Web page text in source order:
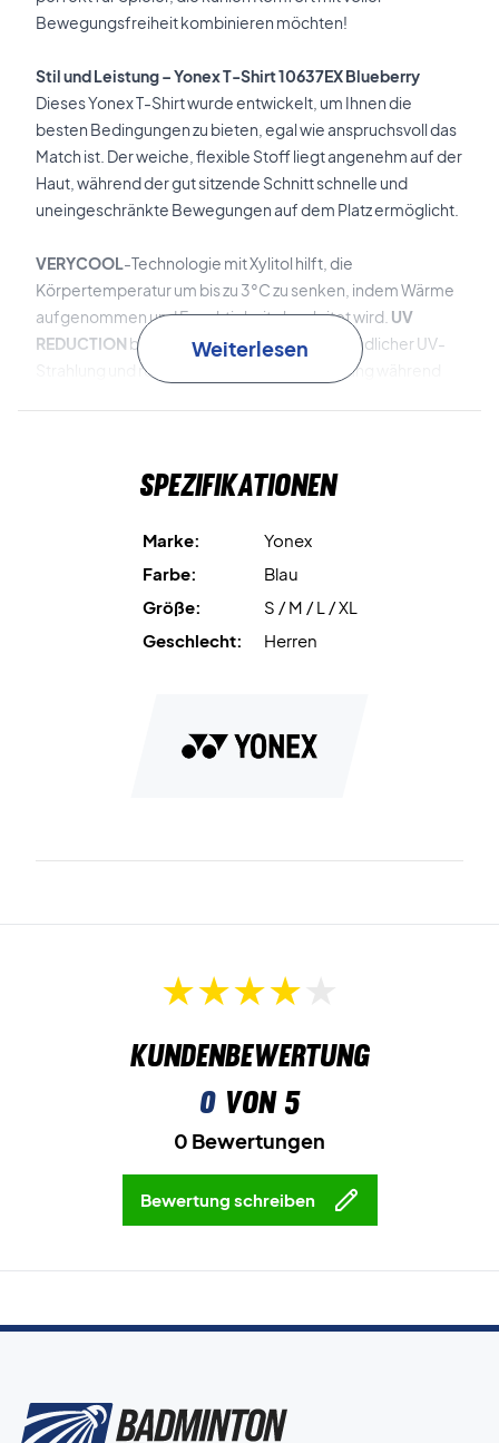
Bewegungsfreiheit kombinieren möchten!
Stil und Leistung – Yonex T-Shirt 10637EX Blueberry
Dieses Yonex T-Shirt wurde entwickelt, um Ihnen die
besten Bedingungen zu bieten, egal wie anspruchsvoll das
Match ist. Der weiche, flexible Stoff liegt angenehm auf der
Haut, während der gut sitzende Schnitt schnelle und
uneingeschränkte Bewegungen auf dem Platz ermöglicht.
VERYCOOL-Technologie mit Xylitol hilft, die
Körpertemperatur um bis zu 3°C zu senken, indem Wärme
aufgenommen und Feuchtigkeit abgeleitet wird. UV
REDUCTION bietet bis zu 92% Schutz vor schädlicher UV-
Strahlung und reduziert die Wärmeentwicklung während
Elektrizität, während derPrecision Move-Schnitt Ihre
Fußspiel und präzisere Schläge sorgt.
Elastisches Materialsorgt für volle Flexibilität und die
schnelltrocknende, feuchtigkeitsableitende
Eigenschaft hält Sie während des gesamten Spiels
Komfort – bestellen Sie Ihr Yonex T-Shirt noch heute!
Weiterlesen
Spezifikationen
Marke:
Yonex
Farbe:
Blau
Größe:
S / M / L / XL
Geschlecht:
Herren
Kundenbewertung
0von 5
0 Bewertungen
Bewertung schreiben